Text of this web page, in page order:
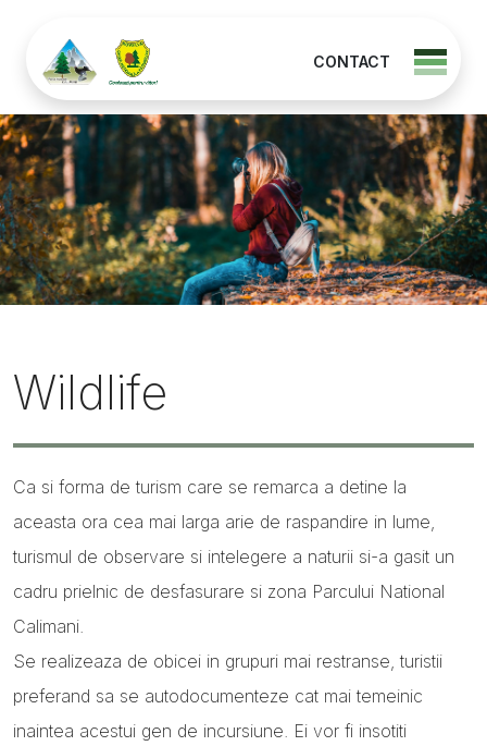
CONTACT
Wildlife
Ca si forma de turism care se remarca a detine la
aceasta ora cea mai larga arie de raspandire in lume,
turismul de observare si intelegere a naturii si-a gasit un
cadru prielnic de desfasurare si zona Parcului National
Calimani.
Se realizeaza de obicei in grupuri mai restranse, turistii
preferand sa se autodocumenteze cat mai temeinic
inaintea acestui gen de incursiune. Ei vor fi insotiti